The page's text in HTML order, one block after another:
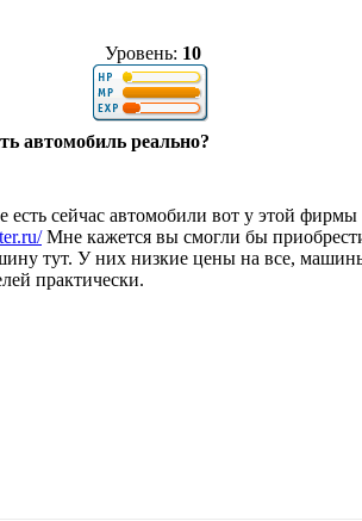
Уровень: 10
автомобиль реально?
есть сейчас автомобили вот у этой фирмы
Мне кажется вы смогли бы
тут. У них низкие цены на все,
практически.